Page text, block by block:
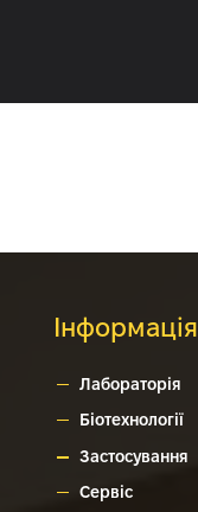
Інформація
Лабораторія
Біотехнології
Застосування
Сервіс